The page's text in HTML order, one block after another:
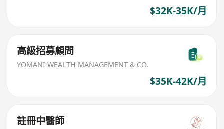
$32K-35K/月
高級招募顧問
YOMANI WEALTH MANAGEMENT & CO.
$35K-42K/月
註冊中醫師